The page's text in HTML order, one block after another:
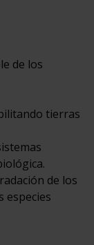
de los
tierras
de los
especies